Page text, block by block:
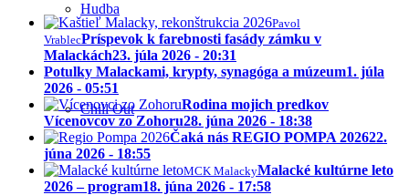
Hudba
Chill Out
Pavol
VrablecPríspevok k farebnosti fasády zámku v
Malackách23. júla 2026 - 20:31
Potulky Malackami, krypty, synagóga a múzeum1. júla
2026 - 05:51
Rodina mojich predkov
Vícenovcov zo Zohoru28. júna 2026 - 18:38
Čaká nás REGIO POMPA 202622.
júna 2026 - 18:55
MCK MalackyMalacké kultúrne leto
2026 – program18. júna 2026 - 17:58